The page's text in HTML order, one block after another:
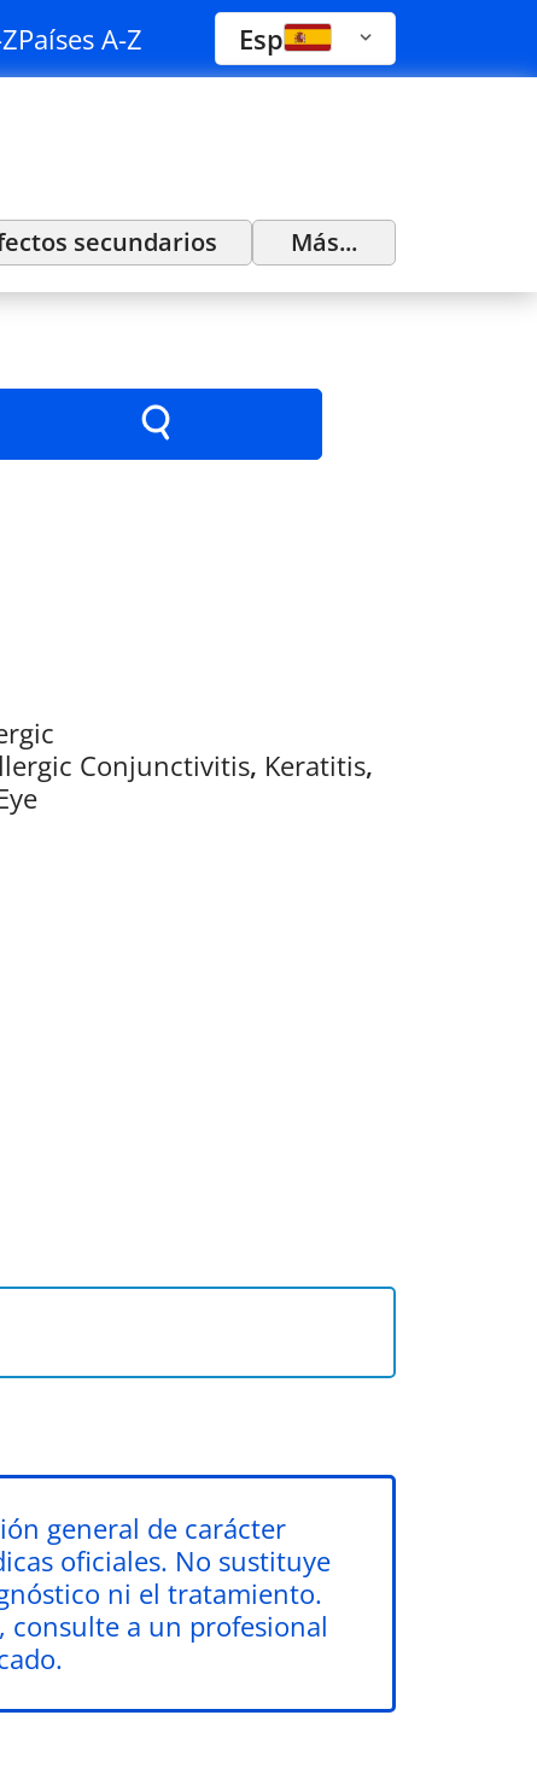
Países A-Z Esp
secundarios Más...
Conjunctivitis, Keratitis,
general de carácter
oficiales. No sustituye
ni el tratamiento.
consulte a un profesional